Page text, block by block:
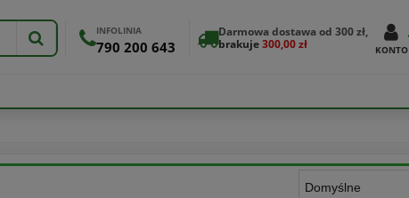
INFOLINIA
790 200 643
Darmowa dostawa od 300 zł,
brakuje300,00 zł KONTO